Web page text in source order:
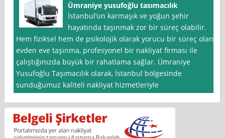
Ümraniye yusufoğlu tasımacılık
İstanbul‘un karmaşık ve yoğun şehir
hayatında taşınmak zor bir süreç olabilir.
Hem fiziksel hem de psikolojik olarak yorucu bir süreç olan
evden eve taşınma, profesyonel bir nakliyat firması ile
çalıştığınızda büyük bir rahatlama sağlar. Ümraniye
Yusufoğlu Taşımacılık olarak, İstanbul bölgesinde
sunduğumuz kaliteli nakliyat hizmetleriyle